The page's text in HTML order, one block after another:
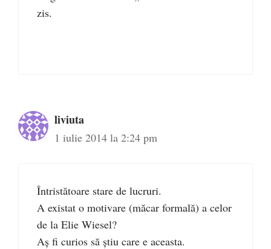
zis.
liviuta
1 iulie 2014 la 2:24 pm
Întristătoare stare de lucruri.
A existat o motivare (măcar formală) a celor
de la Elie Wiesel?
Aş fi curios să ştiu care e aceasta.